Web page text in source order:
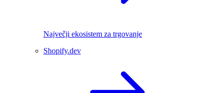
Največji ekosistem za trgovanje
Shopify.dev